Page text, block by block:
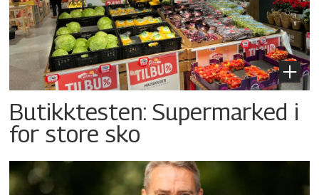
Butikktesten: Supermarked i
for store sko